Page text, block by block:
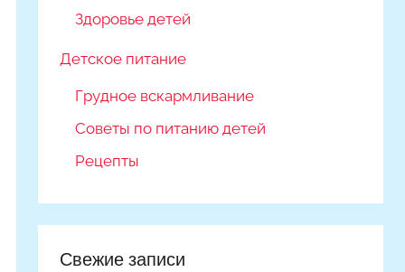
Здоровье детей
Детское питание
Грудное вскармливание
Советы по питанию детей
Рецепты
Свежие записи